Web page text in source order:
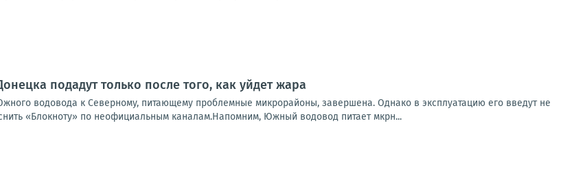
подадут только после того, как уйдет жара
водовода к Северному, питающему проблемные микрорайоны, завершена. Однако в эксплуатацию его введут не
«Блокноту» по неофициальным каналам.Напомним, Южный водовод питает мкрн...